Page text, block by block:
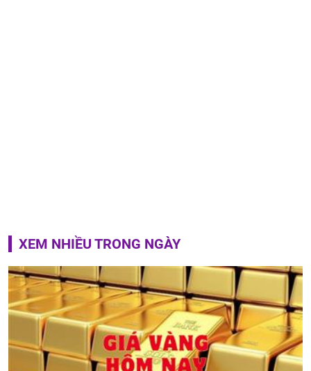
XEM NHIỀU TRONG NGÀY